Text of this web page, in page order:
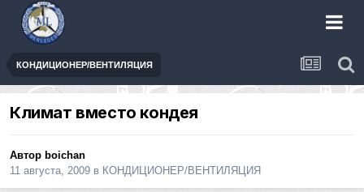
КОНДИЦИОНЕР/ВЕНТИЛЯЦИЯ
Климат вместо кондея
Автор boichan
11 августа, 2009 в КОНДИЦИОНЕР/ВЕНТИЛЯЦИЯ